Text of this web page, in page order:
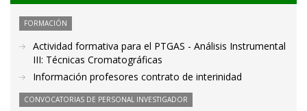
FORMACIÓN
Actividad formativa para el PTGAS - Análisis Instrumental
III: Técnicas Cromatográficas
Información profesores contrato de interinidad
CONVOCATORIAS DE PERSONAL INVESTIGADOR